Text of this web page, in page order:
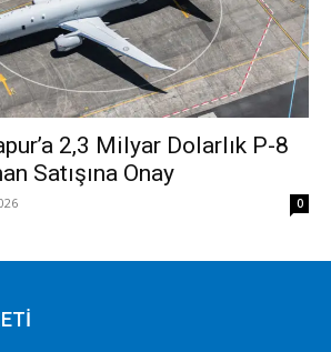
2,3 Milyar Dolarlık P-8
Satışına Onay
0